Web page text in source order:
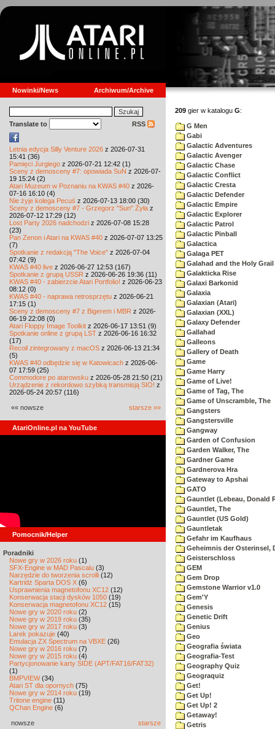
Nowinki/News Archiwum/Archive
Translate to RSS
Letnia edycja Silly Venture 2026 z 2026-07-31
15:41 (36)
Pamięci Jurgiego z 2026-07-21 12:42 (1)
Sceny z demosceny #7: opowiada SuN z 2026-07-
19 15:24 (2)
Atari Muzeum w Poznaniu na KWAS #40 z 2026-
07-16 16:10 (4)
Nie żyje kolega Pecuś z 2026-07-13 18:00 (30)
Sceny z demosceny #7 - Grzegorz "Sun" Żyła z
2026-07-12 17:29 (12)
Lost Party 2026 nadchodzi z 2026-07-08 15:28
(23)
Pan Zenon i Atari na KWAS #40 z 2026-07-07 13:25
(7)
Spotkanie z redakcją "The Voice" z 2026-07-04
07:42 (9)
KWAS #40 live z 2026-06-27 12:53 (167)
Spotkanie z grupą USSR z 2026-06-26 19:36 (11)
KWAS #40 - zabierzcie Atari Portfolio! z 2026-06-23
08:12 (0)
KWAS #40 - naprawa retrosprzętu z 2026-06-21
17:15 (1)
Sceny z demosceny #7 z Bigerem i MBR z 2026-
06-19 22:08 (0)
Atari Floppy Image Toolkit z 2026-06-17 13:51 (9)
Spotkanie online z grupą LST z 2026-06-16 16:32
(17)
Recoil zintegrowany z macOS z 2026-06-13 21:34
(5)
KWAS #40 odbędzie się w Katowicach z 2026-06-
07 17:59 (25)
Commodore po atarowsku z 2026-05-28 21:50 (21)
Urządzenie z rekordowo szybką transmisją SIO! z
2026-05-24 20:57 (116)
«« nowsze starsze »»
AtariOnline.pl na YouTube
Pomocnik/Helper
Poradniki
Nowe gry w 2026 roku (1)
SFX-Engine w MAD Pascalu (3)
Narzędzie do tworzenia scrolli (12)
Kartridż Sparta DOS X (6)
Usprawnienia magnetofonu XC12 (12)
Konserwacja stacji dysków 1050 (19)
Konserwacja magnetofonu XC12 (15)
Nowe gry w 2020 roku (2)
Nowe gry w 2019 roku (35)
Nowe gry w 2017 roku (3)
Larek pokazuje (40)
Emulacja ZX Spectrum na VBXE (26)
Nowe gry w 2016 roku (7)
Nowe gry w 2015 roku (4)
Partycjonowanie karty SIDE (APT/FAT16/FAT32)
(1)
BMPVIEW(34)
Atari ST dla opornych (75)
Nowe gry w 2014 roku (19)
Tritone engine (11)
QChan Engine (6)
nowsze starsze
209 gier w katalogu G:
G Men
Gabi
Galactic Adventures
Galactic Avenger
Galactic Chase
Galactic Conflict
Galactic Cresta
Galactic Defender
Galactic Empire
Galactic Explorer
Galactic Patrol
Galactic Pinball
Galactica
Galaga PET
Galahad and the Holy Grail
Galakticka Rise
Galaxi Barkonid
Galaxia
Galaxian (Atari)
Galaxian (XXL)
Galaxy Defender
Gallahad
Galleons
Gallery of Death
Game
Game Harry
Game of Live!
Game of Tag, The
Game of Unscramble, The
Gangsters
Gangstersville
Gangway
Garden of Confusion
Garden Walker, The
Gardner Game
Gardnerova Hra
Gateway to Apshai
GATO
Gauntlet (Lebeau, Donald
Gauntlet, The
Gauntlet (US Gold)
Gauntletak
Gefahr im Kaufhaus
Geheimnis der Osterinsel,
Geisterschloss
GEM
Gem Drop
Gemstone Warrior v1.0
Gem'Y
Genesis
Genetic Drift
Genius
Geo
Geografia świata
Geografia-Test
Geography Quiz
Geograquiz
Get!
Get Up!
Get Up! 2
Getaway!
Getris